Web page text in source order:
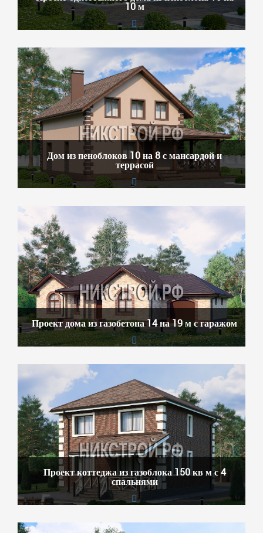
10 м
Дом из пеноблоков 10 на 8 с мансардой и
террасой
Проект дома из газобетона 14 на 19 м с гаражом
Проект коттеджа из газоблока 150 кв м с 4
спальнями